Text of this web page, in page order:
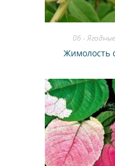
06 -
Жимолость